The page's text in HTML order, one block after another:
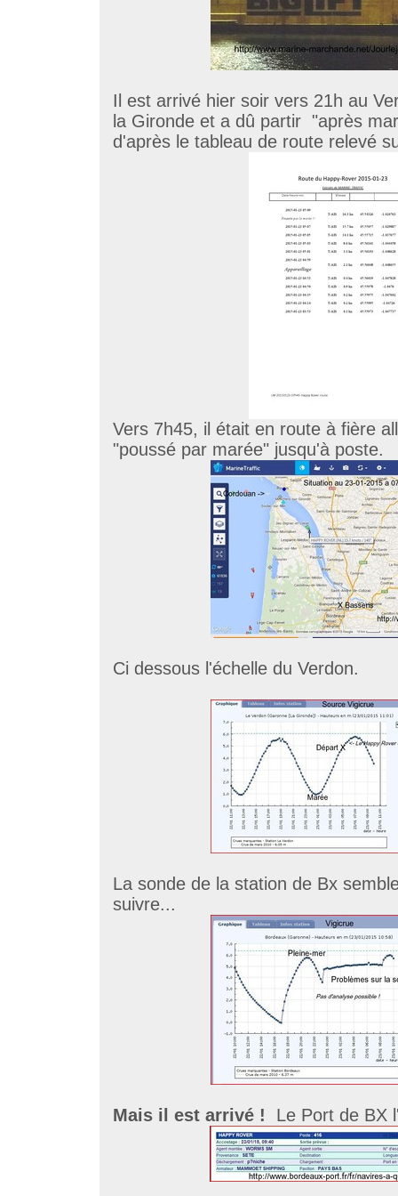
Il est arrivé hier soir vers 21h au
la Gironde et a dû partir "après
d'après le tableau de route relevé
Vers 7h45, il était en route à fière
"poussé par marée" jusqu'à poste.
Ci dessous l'échelle du Verdon.
La sonde de la station de Bx
suivre...
Mais il est arrivé ! Le Port de BX